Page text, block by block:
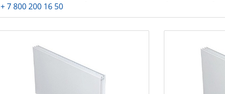
+ 7 800 200 16 50